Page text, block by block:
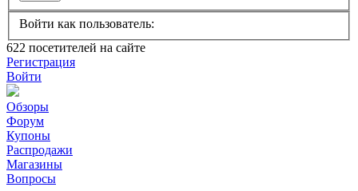
Войти как пользователь:
622 посетителей на сайте
Регистрация
Войти
Обзоры
Форум
Купоны
Распродажи
Магазины
Вопросы